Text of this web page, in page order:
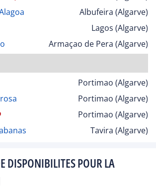
Albufeira (Algarve)
Lagos (Algarve)
Armaçao de Pera (Algarve)
Portimao (Algarve)
Portimao (Algarve)
Portimao (Algarve)
Tavira (Algarve)
DISPONIBILITES POUR LA